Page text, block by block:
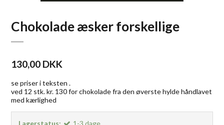
Chokolade æsker forskellige
130,00 DKK
se priser i teksten .
ved 12 stk. kr. 130 for chokolade fra den øverste hylde håndlavet
med kærlighed